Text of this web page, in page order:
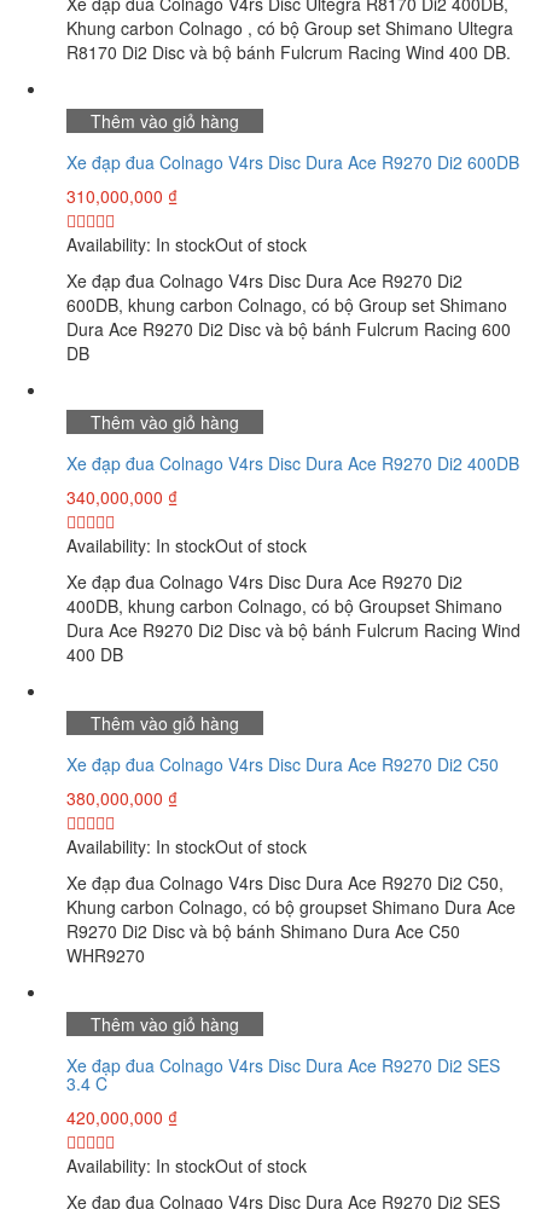
Khung carbon Colnago , có bộ Group set Shimano Ultegra
R8170 Di2 Disc và bộ bánh Fulcrum Racing Wind 400 DB.
Thêm vào giỏ hàng
Xe đạp đua Colnago V4rs Disc Dura Ace R9270 Di2 600DB
310,000,000 ₫
Availability: In stockOut of stock
Xe đạp đua Colnago V4rs Disc Dura Ace R9270 Di2
600DB, khung carbon Colnago, có bộ Group set Shimano
Dura Ace R9270 Di2 Disc và bộ bánh Fulcrum Racing 600
DB
Thêm vào giỏ hàng
Xe đạp đua Colnago V4rs Disc Dura Ace R9270 Di2 400DB
340,000,000 ₫
Availability: In stockOut of stock
Xe đạp đua Colnago V4rs Disc Dura Ace R9270 Di2
400DB, khung carbon Colnago, có bộ Groupset Shimano
Dura Ace R9270 Di2 Disc và bộ bánh Fulcrum Racing Wind
400 DB
Thêm vào giỏ hàng
Xe đạp đua Colnago V4rs Disc Dura Ace R9270 Di2 C50
380,000,000 ₫
Availability: In stockOut of stock
Xe đạp đua Colnago V4rs Disc Dura Ace R9270 Di2 C50,
Khung carbon Colnago, có bộ groupset Shimano Dura Ace
R9270 Di2 Disc và bộ bánh Shimano Dura Ace C50
WHR9270
Thêm vào giỏ hàng
Xe đạp đua Colnago V4rs Disc Dura Ace R9270 Di2 SES
3.4 C
420,000,000 ₫
Availability: In stockOut of stock
Xe đạp đua Colnago V4rs Disc Dura Ace R9270 Di2 SES